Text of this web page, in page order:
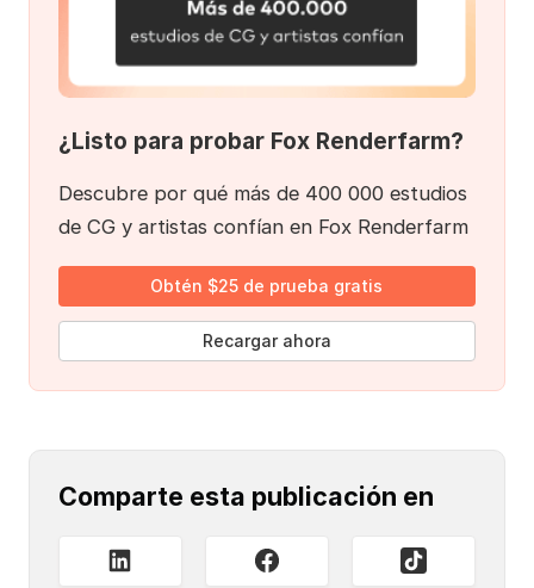
¿Listo para probar Fox Renderfarm?
Descubre por qué más de 400 000 estudios
de CG y artistas confían en Fox Renderfarm
Obtén $25 de prueba gratis
Recargar ahora
Comparte esta publicación en